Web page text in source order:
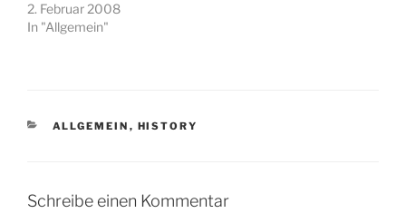
2. Februar 2008
In "Allgemein"
KATEGORIEN
ALLGEMEIN , HISTORY
Schreibe einen Kommentar